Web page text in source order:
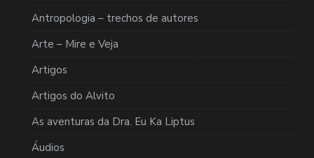
Antropologia – trechos de autores
Arte – Mire e Veja
Artigos
Artigos do Alvito
As aventuras da Dra. Eu Ka Liptus
Áudios